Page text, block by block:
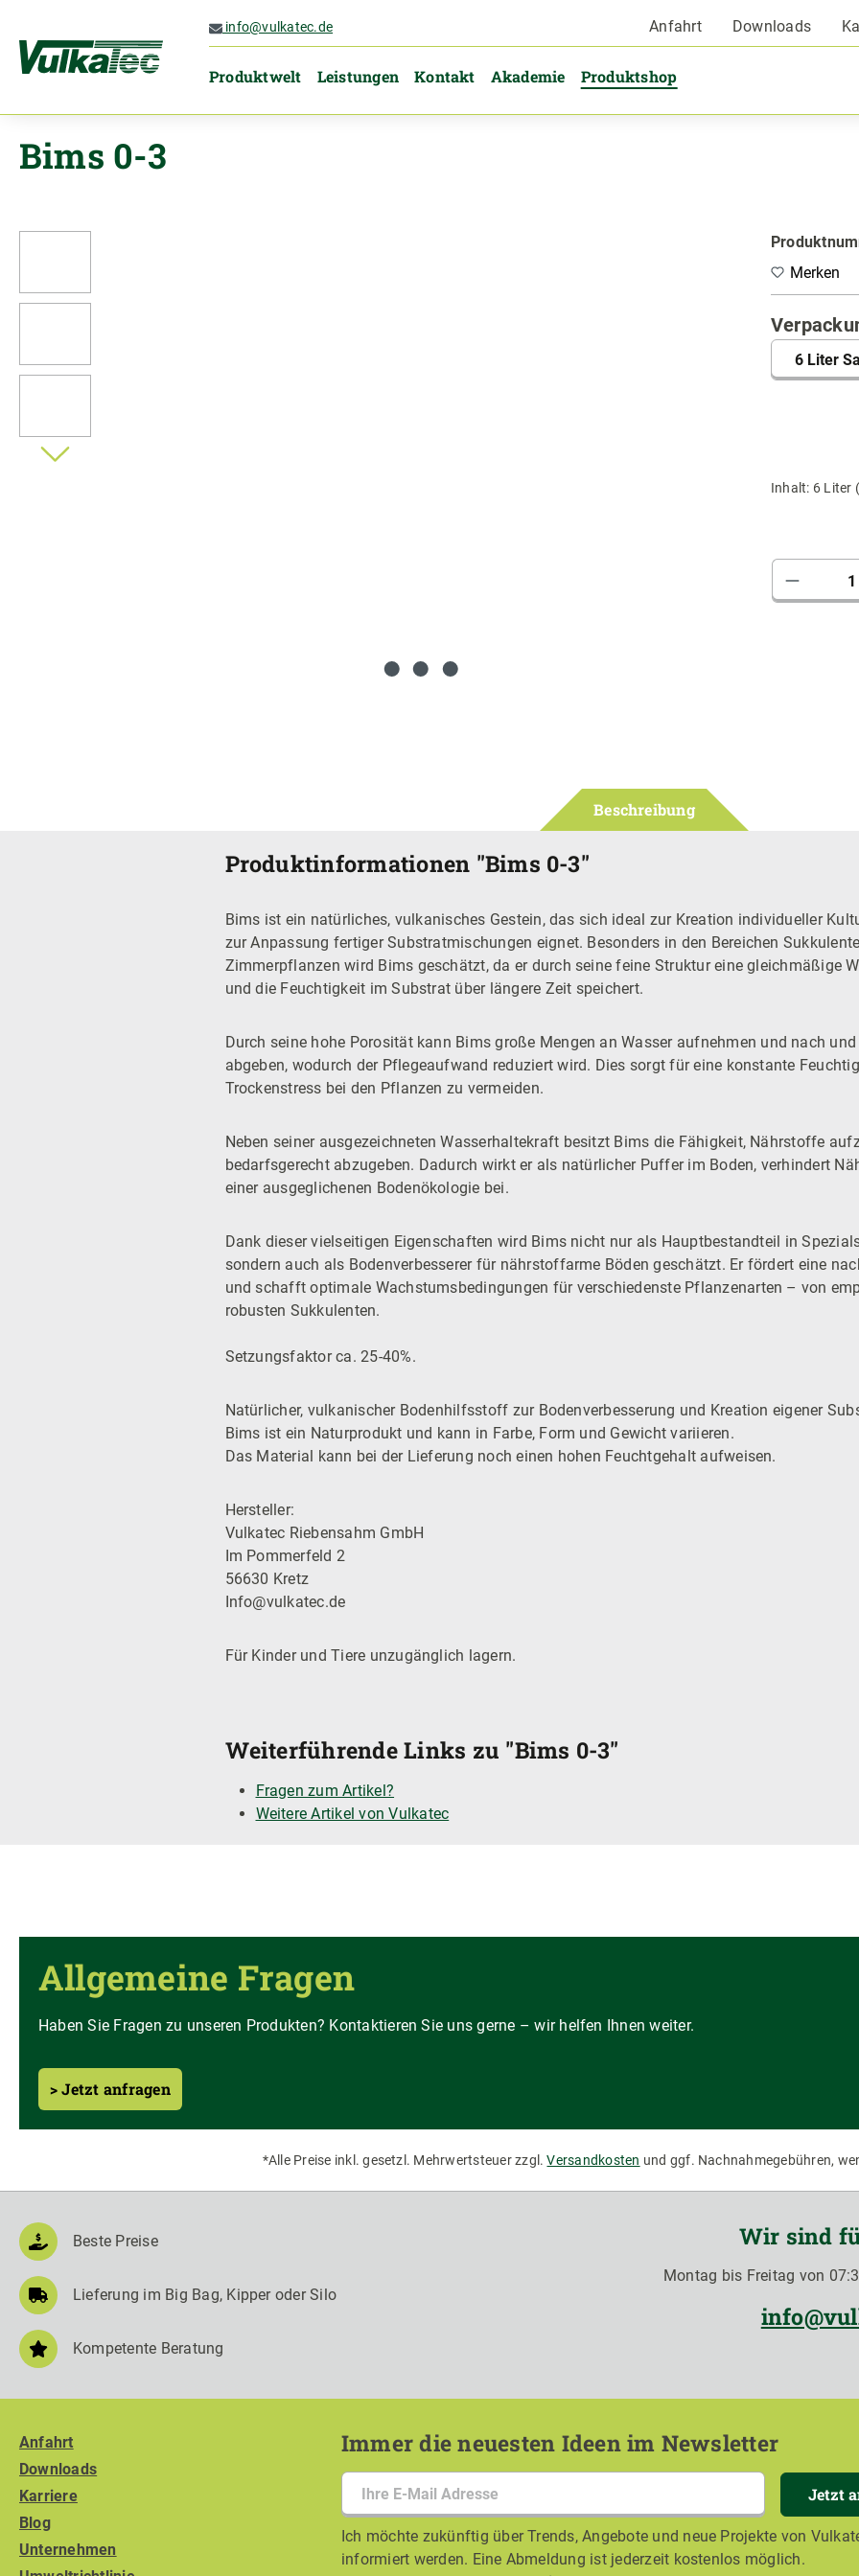
Zur Hauptnavigation springeninfo@vulkatec.de Anfahrt Downloads
Produktwelt Leistungen Kontakt Akademie Produktshop
Bims 0-3
Merken
Inhalt: 6 Liter
Beschreibung
Produktinformationen "Bims 0-3"
Bims ist ein natürliches, vulkanisches Gestein, das sich ideal zur Kreation individueller
zur Anpassung fertiger Substratmischungen eignet. Besonders in den Bereichen
Zimmerpflanzen wird Bims geschätzt, da er durch seine feine Struktur eine gleichmäßige
und die Feuchtigkeit im Substrat über längere Zeit speichert.
Durch seine hohe Porosität kann Bims große Mengen an Wasser aufnehmen und nach
abgeben, wodurch der Pflegeaufwand reduziert wird. Dies sorgt für eine konstante
Trockenstress bei den Pflanzen zu vermeiden.
Neben seiner ausgezeichneten Wasserhaltekraft besitzt Bims die Fähigkeit, Nährstoffe
bedarfsgerecht abzugeben. Dadurch wirkt er als natürlicher Puffer im Boden, verhindert
einer ausgeglichenen Bodenökologie bei.
Dank dieser vielseitigen Eigenschaften wird Bims nicht nur als Hauptbestandteil in
sondern auch als Bodenverbesserer für nährstoffarme Böden geschätzt. Er fördert eine
und schafft optimale Wachstumsbedingungen für verschiedenste Pflanzenarten – von
robusten Sukkulenten.
Setzungsfaktor ca. 25-40%.
Natürlicher, vulkanischer Bodenhilfsstoff zur Bodenverbesserung und Kreation eigener
Bims ist ein Naturprodukt und kann in Farbe, Form und Gewicht variieren.
Das Material kann bei der Lieferung noch einen hohen Feuchtgehalt aufweisen.
Hersteller:
Vulkatec Riebensahm GmbH
Im Pommerfeld 2
56630 Kretz
Info@vulkatec.de
Für Kinder und Tiere unzugänglich lagern.
Weiterführende Links zu "Bims 0-3"
Fragen zum Artikel?
Weitere Artikel von Vulkatec
Allgemeine Fragen
Haben Sie Fragen zu unseren Produkten? Kontaktieren Sie uns gerne – wir helfen Ihnen weiter.
> Jetzt anfragen
*Alle Preise inkl. gesetzl. Mehrwertsteuer zzgl.Versandkosten und ggf. Nachnahmegebühren,
Beste Preise
Lieferung im Big Bag, Kipper oder Silo
Kompetente Beratung
Wir sind
Montag bis Freitag von
Anfahrt
Downloads
Karriere
Blog
Unternehmen
Immer die neuesten Ideen im Newsletter
Jetzt
Ich möchte zukünftig über Trends, Angebote und neue Projekte von
informiert werden. Eine Abmeldung ist jederzeit kostenlos möglich.